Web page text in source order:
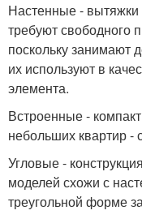
Настенные -
требуют свободного
поскольку занимают
их используют в
элемента.
Встроенные -
небольших квартир -
Угловые -
моделей схожи с
треугольной форме